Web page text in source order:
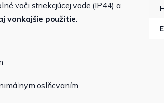
voči striekajúcej vode (IP44) a
vonkajšie použitie.
oslňovaním